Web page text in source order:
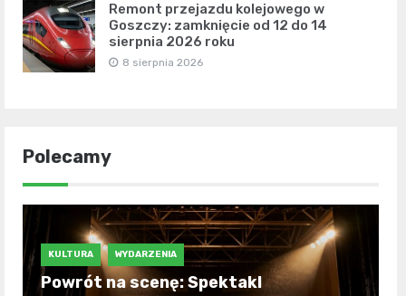
Remont przejazdu kolejowego w
Goszczy: zamknięcie od 12 do 14
sierpnia 2026 roku
8 sierpnia 2026
Polecamy
KULTURA WYDARZENIA
Powrót na scenę: Spektakl